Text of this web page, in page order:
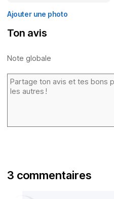
Ajouter une photo
Ton avis
Note globale
3 commentaires